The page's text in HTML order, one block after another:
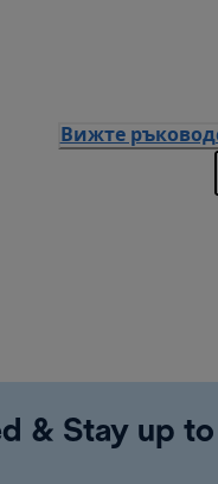
Вижте
& Stay up